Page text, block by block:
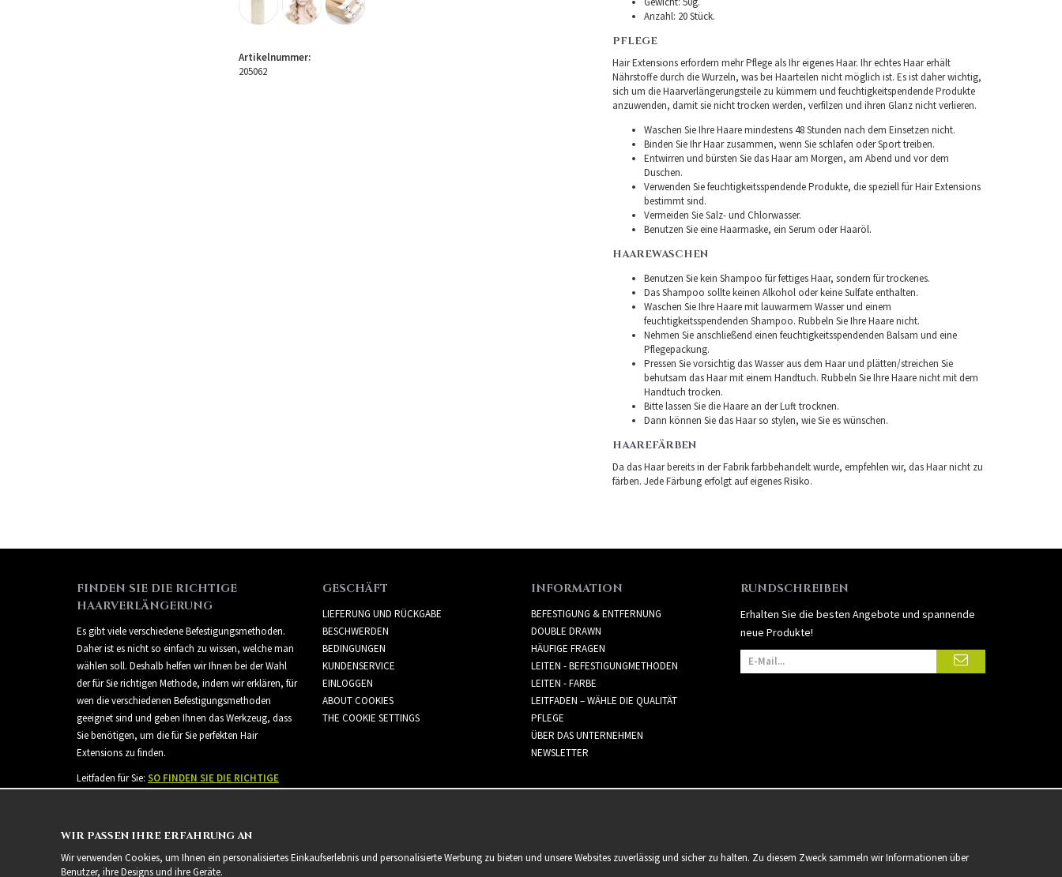
Anzahl: 20 Stück.
PFLEGE
Hair Extensions erfordern mehr Pflege als Ihr eigenes Haar. Ihr echtes Haar erhält
Nährstoffe durch die Wurzeln, was bei Haarteilen nicht möglich ist. Es ist daher wichtig,
sich um die Haarverlängerungsteile zu kümmern und feuchtigkeitspendende Produkte
anzuwenden, damit sie nicht trocken werden, verfilzen und ihren Glanz nicht verlieren.
Waschen Sie Ihre Haare mindestens 48 Stunden nach dem Einsetzen nicht.
Binden Sie Ihr Haar zusammen, wenn Sie schlafen oder Sport treiben.
Entwirren und bürsten Sie das Haar am Morgen, am Abend und vor dem
Duschen.
Verwenden Sie feuchtigkeitsspendende Produkte, die speziell für Hair Extensions
bestimmt sind.
Vermeiden Sie Salz- und Chlorwasser.
Benutzen Sie eine Haarmaske, ein Serum oder Haaröl.
HAAREWASCHEN
Benutzen Sie kein Shampoo für fettiges Haar, sondern für trockenes.
Das Shampoo sollte keinen Alkohol oder keine Sulfate enthalten.
Waschen Sie Ihre Haare mit lauwarmem Wasser und einem
feuchtigkeitsspendenden Shampoo. Rubbeln Sie Ihre Haare nicht.
Nehmen Sie anschließend einen feuchtigkeitsspendenden Balsam und eine
Pflegepackung.
Pressen Sie vorsichtig das Wasser aus dem Haar und plätten/streichen Sie
behutsam das Haar mit einem Handtuch. Rubbeln Sie Ihre Haare nicht mit dem
Handtuch trocken.
Bitte lassen Sie die Haare an der Luft trocknen.
Dann können Sie das Haar so stylen, wie Sie es wünschen.
HAAREFÄRBEN
Da das Haar bereits in der Fabrik farbbehandelt wurde, empfehlen wir, das Haar nicht zu
färben. Jede Färbung erfolgt auf eigenes Risiko.
Artikelnummer:
205062
FINDEN SIE DIE RICHTIGE
HAARVERLÄNGERUNG
Es gibt viele verschiedene Befestigungsmethoden.
Daher ist es nicht so einfach zu wissen, welche man
wählen soll. Deshalb helfen wir Ihnen bei der Wahl
der für Sie richtigen Methode, indem wir erklären, für
wen die verschiedenen Befestigungsmethoden
geeignet sind und geben Ihnen das Werkzeug, dass
Sie benötigen, um die für Sie perfekten Hair
Extensions zu finden.
Leitfaden für Sie: SO FINDEN SIE DIE RICHTIGE
GESCHÄFT
LIEFERUNG UND RÜCKGABE
BESCHWERDEN
BEDINGUNGEN
KUNDENSERVICE
EINLOGGEN
ABOUT COOKIES
THE COOKIE SETTINGS
INFORMATION
BEFESTIGUNG & ENTFERNUNG
DOUBLE DRAWN
HÄUFIGE FRAGEN
LEITEN - BEFESTIGUNGMETHODEN
LEITEN - FARBE
LEITFADEN – WÄHLE DIE QUALITÄT
PFLEGE
ÜBER DAS UNTERNEHMEN
NEWSLETTER
RUNDSCHREIBEN
Erhalten Sie die besten Angebote und spannende
neue Produkte!
WIR PASSEN IHRE ERFAHRUNG AN
Wir verwenden Cookies, um Ihnen ein personalisiertes Einkaufserlebnis und personalisierte Werbung zu bieten und unsere Websites zuverlässig und sicher zu halten. Zu diesem Zweck sammeln wir Informationen über
Benutzer, ihre Designs und ihre Geräte.